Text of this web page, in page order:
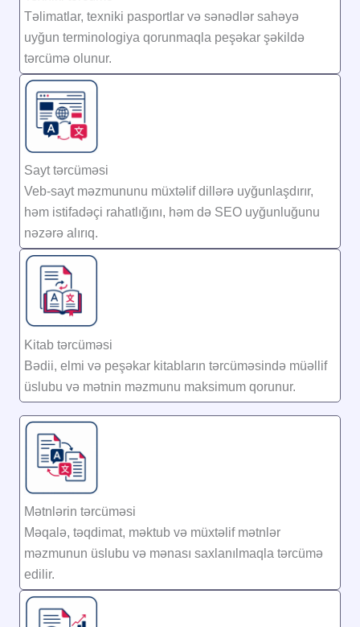
Təlimatlar, texniki pasportlar və sənədlər sahəyə
uyğun terminologiya qorunmaqla peşəkar şəkildə
tərcümə olunur.
Sayt tərcüməsi
Veb-sayt məzmununu müxtəlif dillərə uyğunlaşdırır,
həm istifadəçi rahatlığını, həm də SEO uyğunluğunu
nəzərə alırıq.
Kitab tərcüməsi
Bədii, elmi və peşəkar kitabların tərcüməsində müəllif
üslubu və mətnin məzmunu maksimum qorunur.
Mətnlərin tərcüməsi
Məqalə, təqdimat, məktub və müxtəlif mətnlər
məzmunun üslubu və mənası saxlanılmaqla tərcümə
edilir.